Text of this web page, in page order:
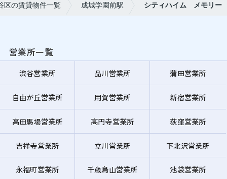
区の賃貸物件一覧 成城学園前駅 シティハイム メモリー
営業所一覧
渋谷営業所 品川営業所 蒲田営業所
自由が丘営業所 用賀営業所 新宿営業所
高田馬場営業所 高円寺営業所 荻窪営業所
吉祥寺営業所 立川営業所 下北沢営業所
永福町営業所 千歳烏山営業所 池袋営業所